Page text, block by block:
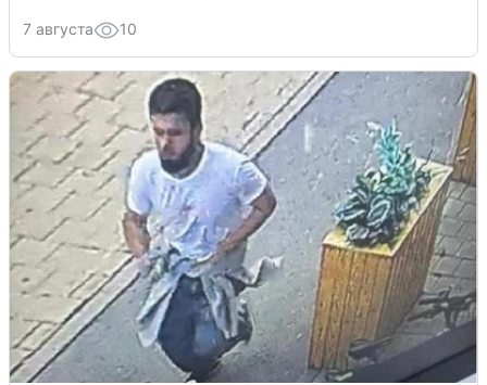
7 августа 10